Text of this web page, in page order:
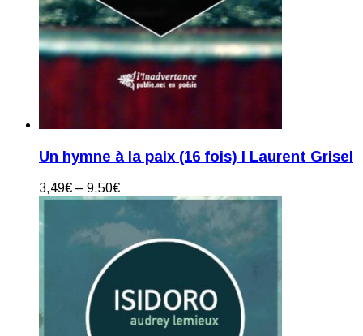
Un hymne à la paix (16 fois) I Laurent Grisel
3,49€ – 9,50€